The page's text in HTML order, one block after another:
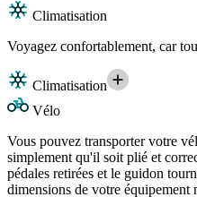
Climatisation
Voyagez confortablement, car
Climatisation
Vélo
Vous pouvez transporter votre
simplement qu'il soit plié et
pédales retirées et le guidon
dimensions de votre équipement